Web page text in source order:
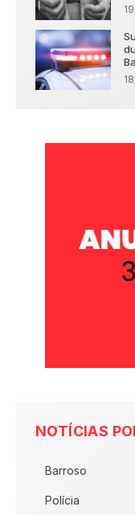
NOTÍCIAS
Barroso
Polícia